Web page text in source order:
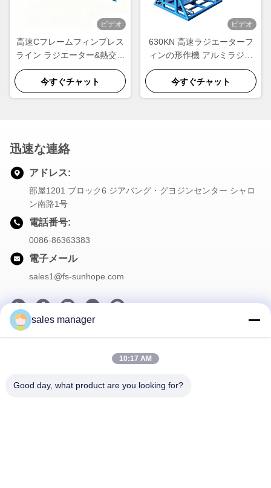
ビデオ
高速Cフレームフィンプレス
ライン ラジエーター&熱交換
器製造
今すぐチャット
ビデオ
630KN 高速ラジエーターフ
ィンの形作機 アルミラジエ
ーターの生産
今すぐチャット
迅速な連絡
アドレス:
部屋1201 ブロック6 ジアバング・グヨジンセンター シャロ
ン南路1号
電話番号:
0086-86363383
電子メール
sales1@fs-sunhope.com
私たちのニュースレター
割引など、お得な情報をお届けするニュースレターにご登録くだ
sales manager
10:17 AM
Good day, what product are you looking for?